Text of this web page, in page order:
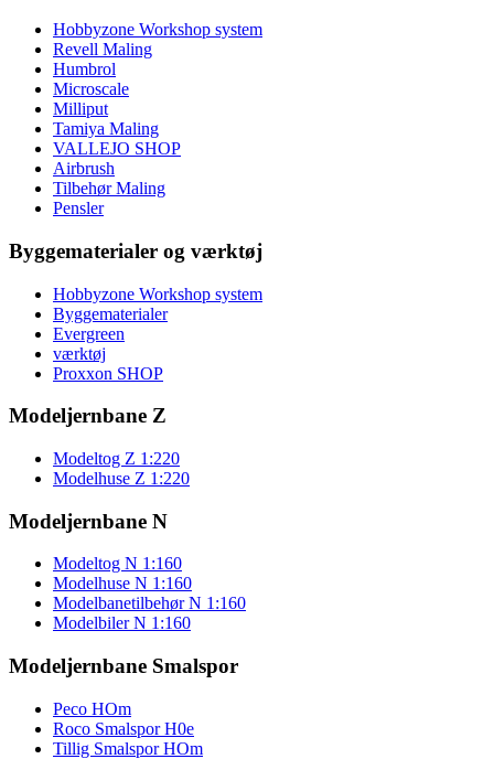
Hobbyzone Workshop system
Revell Maling
Humbrol
Microscale
Milliput
Tamiya Maling
VALLEJO SHOP
Airbrush
Tilbehør Maling
Pensler
Byggematerialer og værktøj
Hobbyzone Workshop system
Byggematerialer
Evergreen
værktøj
Proxxon SHOP
Modeljernbane Z
Modeltog Z 1:220
Modelhuse Z 1:220
Modeljernbane N
Modeltog N 1:160
Modelhuse N 1:160
Modelbanetilbehør N 1:160
Modelbiler N 1:160
Modeljernbane Smalspor
Peco HOm
Roco Smalspor H0e
Tillig Smalspor HOm